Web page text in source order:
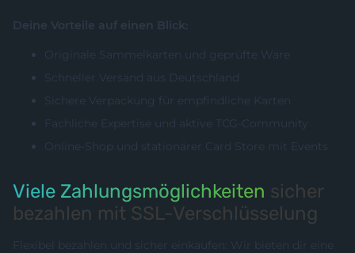
Deine Vorteile auf einen Blick:
Originale Sammelkarten und geprüfte Ware
Schneller Versand aus Deutschland
Sichere Verpackung für empfindliche Karten
Fachliche Expertise und aktive TCG-Community
Online-Shop und stationärer Card Store mit Events
Viele Zahlungsmöglichkeiten sicher
bezahlen mit SSL-Verschlüsselung
Flexibel bezahlen und sicher einkaufen: Wir bieten dir eine